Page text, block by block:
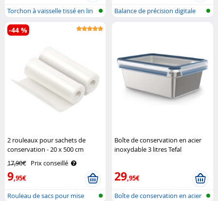
Torchon à vaisselle tissé en lin
et..
Balance de précision digitale
2 rouleaux pour sachets de
conservation - 20 x 500 cm
Rosenstein & Söhne
17,90€ Prix conseillé
9,95€
-44 %
Rouleau de sacs pour mise
Boîte de conservation en acier
inoxydable 3 litres Tefal
29,95€
Boîte de conservation en acier